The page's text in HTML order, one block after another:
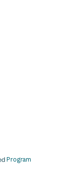
Program